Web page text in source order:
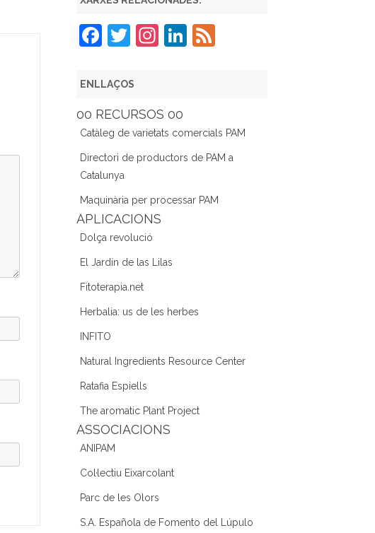
F
c
e
b
o
o
k
T
itt
er
In
gr
a
m
Li
dI
n
F
ENLLAÇOS
00 RECURSOS 00
Catàleg de varietats comercials PAM
Directori de productors de PAM a
Catalunya
Maquinària per processar PAM
APLICACIONS
Dolça revolució
El Jardín de las Lilas
Fitoterapia.net
Herbalia: us de les herbes
INFITO
Natural Ingredients Resource Center
Ratafia Espiells
The aromatic Plant Project
ASSOCIACIONS
ANIPAM
Col·lectiu Eixarcolant
Parc de les Olors
S.A. Española de Fomento del Lúpulo